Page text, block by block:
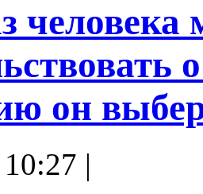
человека
он
|